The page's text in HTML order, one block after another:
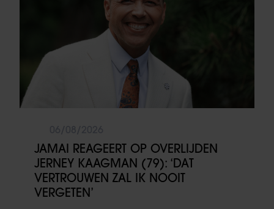
JAMAI REAGEERT OP OVERLIJDEN
JERNEY KAAGMAN (79): ‘DAT
VERTROUWEN ZAL IK NOOIT
VERGETEN’